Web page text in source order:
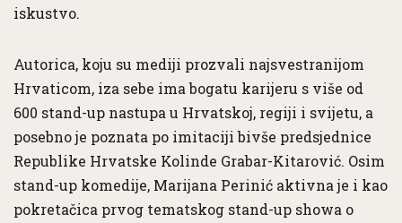
iskustvo.
Autorica, koju su mediji prozvali najsvestranijom
Hrvaticom, iza sebe ima bogatu karijeru s više od
600 stand-up nastupa u Hrvatskoj, regiji i svijetu, a
posebno je poznata po imitaciji bivše predsjednice
Republike Hrvatske Kolinde Grabar-Kitarović. Osim
stand-up komedije, Marijana Perinić aktivna je i kao
pokretačica prvog tematskog stand-up showa o